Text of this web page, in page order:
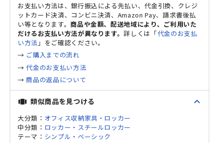
お支払い方法は、銀行振込による先払い、代金引換、クレジ
ットカード決済、コンビニ決済、Amazon Pay、請求書後払
い等となります。商品や金額、配送地域により、ご利用いた
だけるお支払い方法が異なります。詳しくは「代金のお支払
い方法 」をご確認ください。
→ ご購入までの流れ
→代金のお支払い方法
→ 商品の返品について
view_carousel 類似商品を見つける expand_less
大分類： オフィス収納家具・ロッカー
中分類： ロッカー・スチールロッカー
テーマ： シンプル・ベーシック